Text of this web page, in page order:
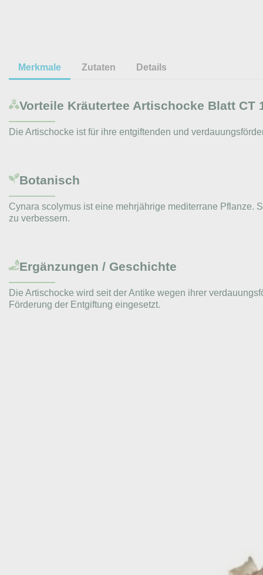
Merkmale Zutaten Details
Vorteile Kräutertee Artischocke Blatt CT
Die Artischocke ist für ihre entgiftenden und
Botanisch
Cynara scolymus ist eine mehrjährige mediterrane Pflanze.
zu verbessern.
Ergänzungen / Geschichte
Die Artischocke wird seit der Antike wegen ihrer
Förderung der Entgiftung eingesetzt.